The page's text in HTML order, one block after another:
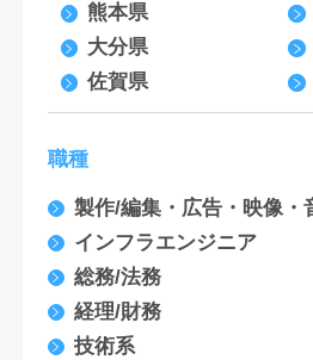
熊本県
大分県
佐賀県
職種
製作/編集・広告・映像・
インフラエンジニア
総務/法務
経理/財務
技術系